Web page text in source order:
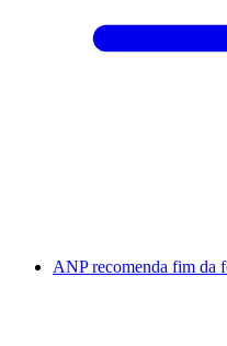
ANP recomenda fim da